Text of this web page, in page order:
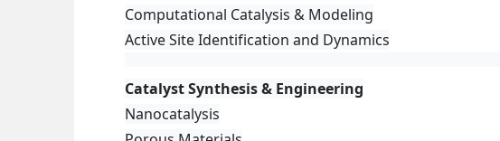
Computational Catalysis & Modeling
Active Site Identification and Dynamics
Catalyst Synthesis & Engineering
Nanocatalysis